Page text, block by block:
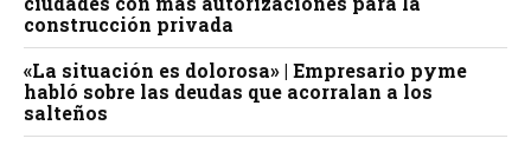
construcción privada
«La situación es dolorosa» | Empresario pyme
habló sobre las deudas que acorralan a los
salteños